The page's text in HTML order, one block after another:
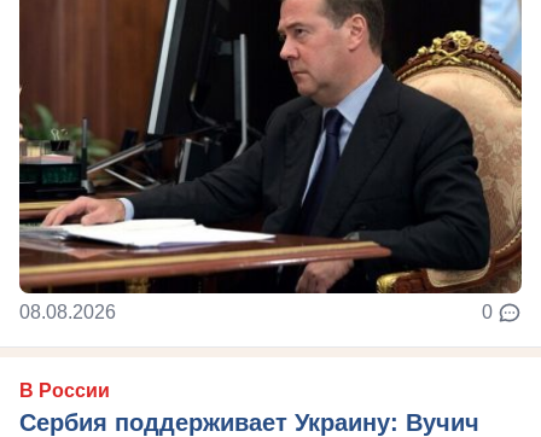
08.08.2026 0
В России
Сербия поддерживает Украину: Вучич